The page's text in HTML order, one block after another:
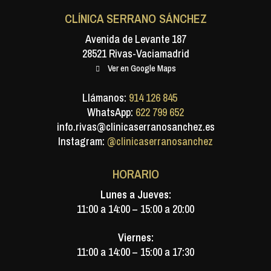
CLÍNICA SERRANO SÁNCHEZ
Avenida de Levante 187
28521 Rivas-Vaciamadrid
Ver en Google Maps
Llámanos: 914 126 845
WhatsApp: 622 799 652
info.rivas@clinicaserranosanchez.es
Instagram: @clinicaserranosanchez
HORARIO
Lunes a Jueves:
11:00 a 14:00 – 15:00 a 20:00
Viernes:
11:00 a 14:00 – 15:00 a 17:30